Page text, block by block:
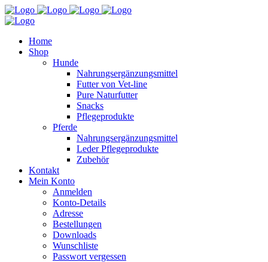
Home
Shop
Hunde
Nahrungsergänzungsmittel
Futter von Vet-line
Pure Naturfutter
Snacks
Pflegeprodukte
Pferde
Nahrungsergänzungsmittel
Leder Pflegeprodukte
Zubehör
Kontakt
Mein Konto
Anmelden
Konto-Details
Adresse
Bestellungen
Downloads
Wunschliste
Passwort vergessen